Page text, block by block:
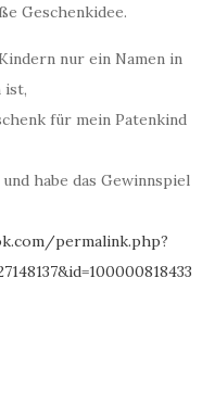
Geschenkidee.
nur ein Namen in
ist,
für mein Patenkind
habe das Gewinnspiel
permalink.php?